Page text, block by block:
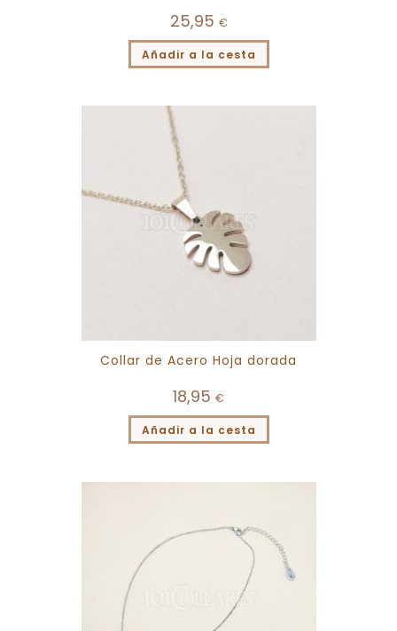
25,95 €
Añadir a la cesta
Collar de Acero Hoja dorada
18,95 €
Añadir a la cesta